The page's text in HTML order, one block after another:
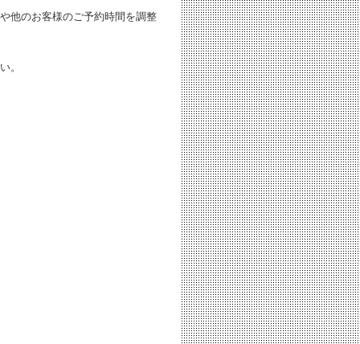
他のお客様のご予約時間を調整
。